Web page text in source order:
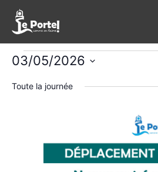
Évènements
for
03/05/2026
une
Toute la journée